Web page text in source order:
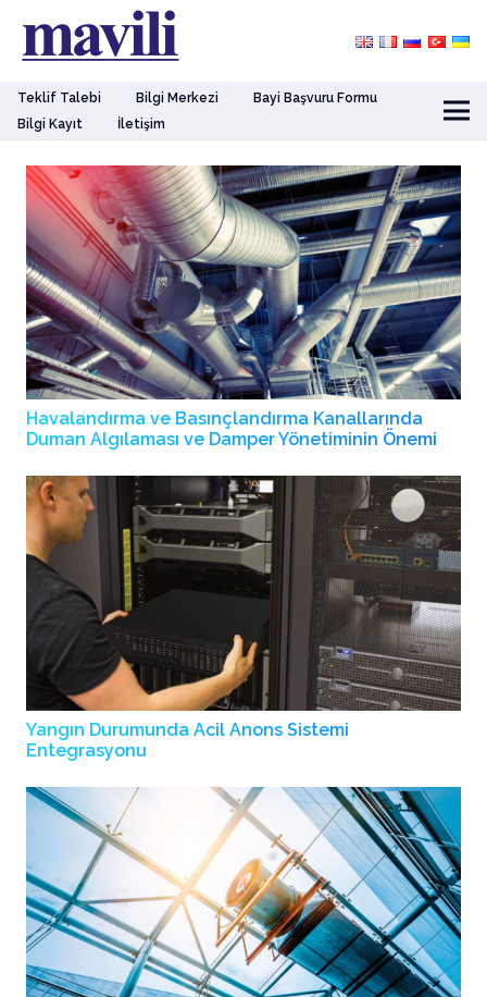
Teklif Talebi Bilgi Merkezi
Bayi Başvuru Formu
Bilgi Kayıt
İletişim
Havalandırma ve Basınçlandırma Kanallarında
Duman Algılaması ve Damper Yönetiminin Önemi
Yangın Durumunda Acil Anons Sistemi
Entegrasyonu